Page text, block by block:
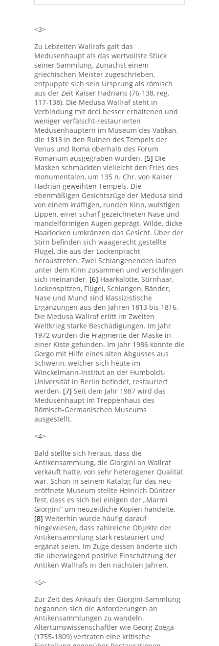
<3>
Zu Lebzeiten Wallrafs galt das
Medusenhaupt als das wertvollste Stück
seiner Sammlung. Zunächst einem
griechischen Meister zugeschrieben,
entpuppte sich sein Ursprung als römisch
aus der Zeit Kaiser Hadrians (76-138, reg.
117-138). Die Medusa Wallraf steht in
Verbindung mit drei besser erhaltenen und
weniger verfälscht-restaurierten
Medusenhäuptern im Museum des Vatikan,
die 1813 in den Ruinen des Tempels der
Venus und Roma oberhalb des Forum
Romanum ausgegraben wurden. [5] Die
Masken schmückten vielleicht den Fries des
monumentalen, um 135 n. Chr. von Kaiser
Hadrian geweihten Tempels. Die
ebenmäßigen Gesichtszüge der Medusa sind
von einem kräftigen, runden Kinn, wulstigen
Lippen, einer scharf gezeichneten Nase und
mandelförmigen Augen geprägt. Wilde, dicke
Haarlocken umkränzen das Gesicht. Über der
Stirn befinden sich waagerecht gestellte
Flügel, die aus der Lockenpracht
heraustreten. Zwei Schlangenenden laufen
unter dem Kinn zusammen und verschlingen
sich ineinander. [6] Haarkalotte, Stirnhaar,
Lockenspitzen, Flügel, Schlangen, Bänder,
Nase und Mund sind klassizistische
Ergänzungen aus den Jahren 1813 bis 1816.
Die Medusa Wallraf erlitt im Zweiten
Weltkrieg starke Beschädigungen. Im Jahr
1972 wurden die Fragmente der Maske in
einer Kiste gefunden. Im Jahr 1986 konnte die
Gorgo mit Hilfe eines alten Abgusses aus
Schwerin, welcher sich heute im
Winckelmann-Institut an der Humboldt-
Universität in Berlin befindet, restauriert
werden. [7] Seit dem Jahr 1987 wird das
Medusenhaupt im Treppenhaus des
Römisch-Germanischen Museums
ausgestellt.
<4>
Bald stellte sich heraus, dass die
Antikensammlung, die Giorgini an Wallraf
verkauft hatte, von sehr heterogener Qualität
war. Schon in seinem Katalog für das neu
eröffnete Museum stellte Heinrich Düntzer
fest, dass es sich bei einigen der „Marmi
Giorgini“ um neuzeitliche Kopien handelte.
[8] Weiterhin wurde häufig darauf
hingewiesen, dass zahlreiche Objekte der
Antikensammlung stark restauriert und
ergänzt seien. Im Zuge dessen änderte sich
die überwiegend positive Einschätzungder
Antiken Wallrafs in den nächsten Jahren.
<5>
Zur Zeit des Ankaufs der Giorgini-Sammlung
begannen sich die Anforderungen an
Antikensammlungen zu wandeln.
Altertumswissenschaftler wie Georg Zoëga
(1755-1809) vertraten eine kritische